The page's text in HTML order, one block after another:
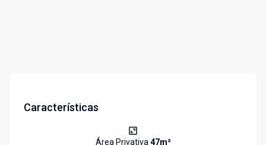
Características
Área Privativa47m²